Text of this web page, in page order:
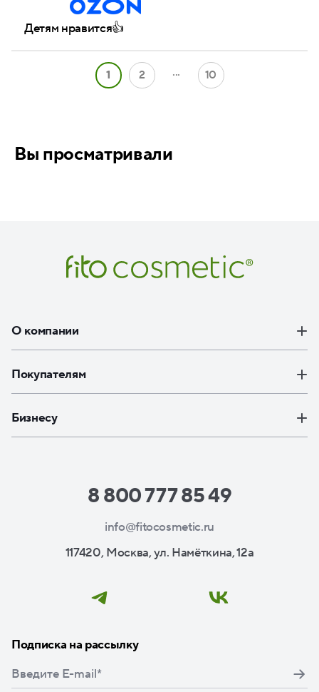
Детям нравится👍
1 2 ... 10
Вы просматривали
О компании
Покупателям
Бизнесу
8 800 777 85 49
info@fitocosmetic.ru
117420, Москва, ул. Намёткина, 12а
Подписка на рассылку